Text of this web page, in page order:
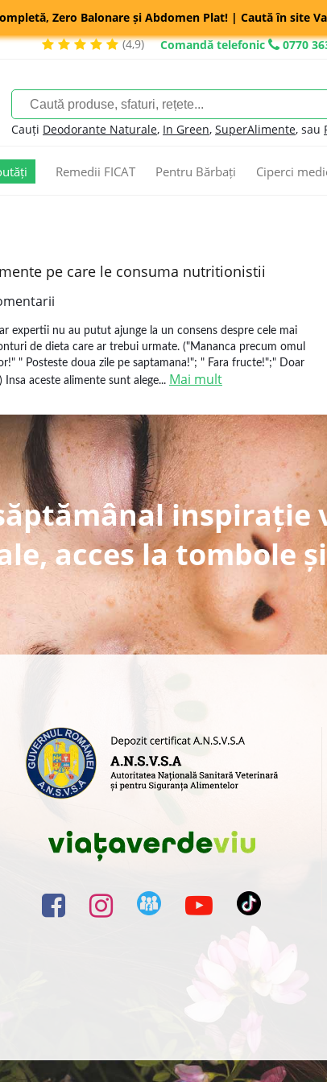
Zero Balonare și Abdomen Plat! | Caută în site
(4,9)
Comandă telefonic 0770
Cauți Deodorante Naturale, In Green, SuperAlimente, sau
Remedii FICAT Pentru Bărbați Ciperci
pe care le consuma nutritionistii
expertii nu au putut ajunge la un consens despre cele mai
de dieta care ar trebui urmate. ("Mananca precum omul
" Posteste doua zile pe saptamana!"; " Fara fructe!";" Doar
Insa aceste alimente sunt alege... Mai mult
inspirație
acces la tombole